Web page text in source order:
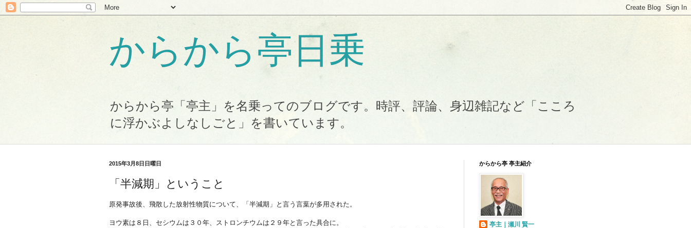
からから亭日乗
からから亭「亭主」を名乗ってのブログです。時評、評論、身辺雑記など「こころ
に浮かぶよしなしごと」を書いています。
2015年3月8日日曜日
「半減期」ということ
原発事故後、飛散した放射性物質について、「半減期」と言う言葉が多用された。
ヨウ素は８日、セシウムは３０年、ストロンチウムは２９年と言った具合に。
からから亭 亭主紹介
亭主｜瀬川 賢一